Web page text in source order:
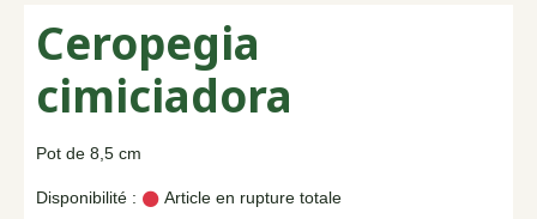
Ceropegia
cimiciadora
Pot de 8,5 cm
Disponibilité : Article en rupture totale